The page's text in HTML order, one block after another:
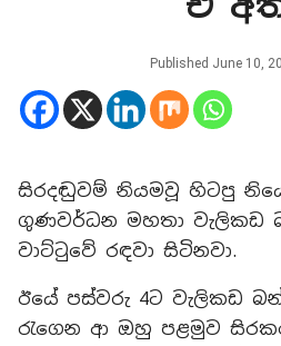
Published June 10,
සිරදඬුවම් නියමවූ හිටපු
ගුණවර්ධන මහතා වැලිකඩ
වාට්ටුවේ රඳවා සිටිනවා.
ඊයේ පස්වරු 4ට වැලිකඩ
රැගෙන ආ ඔහු පළමුව